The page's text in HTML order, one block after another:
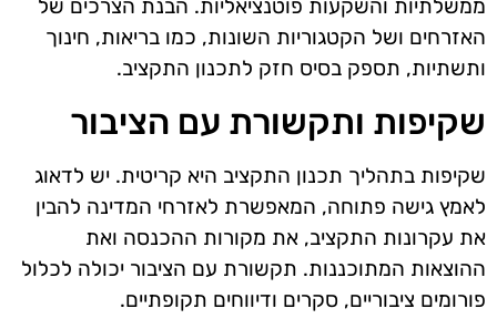
ממשלתיות והשקעות פוטנציאליות. הבנת הצרכים של
האזרחים ושל הקטגוריות השונות, כמו בריאות, חינוך
ותשתיות, תספק בסיס חזק לתכנון התקציב.
שקיפות ותקשורת עם הציבור
שקיפות בתהליך תכנון התקציב היא קריטית. יש לדאוג
לאמץ גישה פתוחה, המאפשרת לאזרחי המדינה להבין
את עקרונות התקציב, את מקורות ההכנסה ואת
ההוצאות המתוכננות. תקשורת עם הציבור יכולה לכלול
פורומים ציבוריים, סקרים ודיווחים תקופתיים.